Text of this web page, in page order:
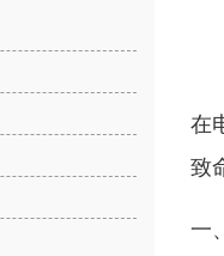
在
致
一